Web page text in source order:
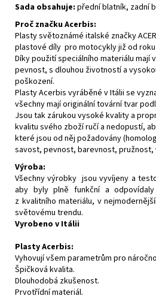
Sada obsahuje: přední blatník, zadní
Proč značku Acerbis:
Plasty světoznámé italské značky
plastové díly pro motocykly již od roku
Díky použití speciálního materiálu mají
pevnost, s dlouhou životností a
poškození.
Plasty Acerbis vyráběné v Itálii se
všechny mají originální tovární tvar
Jsou tak zárukou vysoké kvality a
kvalitu svého zboží ručí a nedopustí,
které jsou od něj požadovány
savost, pevnost, barevnost, pružnost,
Výroba:
Všechny výrobky jsou vyvíjeny a
aby byly plně funkční a
z kvalitního materiálu, v
světovému trendu.
Vyrobeno v Itálii
Plasty Acerbis:
Vyhovují všem parametrům pro
Špičková kvalita.
Dlouhodobá zkušenost.
Prvotřídní materiál.